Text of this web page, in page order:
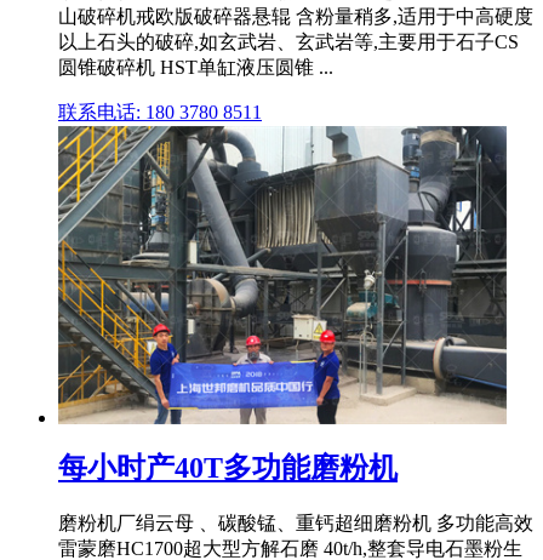
山破碎机戒欧版破碎器悬辊 含粉量稍多,适用于中高硬度
以上石头的破碎,如玄武岩、玄武岩等,主要用于石子CS
圆锥破碎机 HST单缸液压圆锥 ...
联系电话: 180 3780 8511
每小时产40T多功能磨粉机
磨粉机厂绢云母 、碳酸锰、重钙超细磨粉机 多功能高效
雷蒙磨HC1700超大型方解石磨 40t/h,整套导电石墨粉生